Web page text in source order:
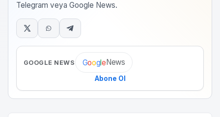
Telegram veya Google News.
GOOGLE NEWS GoogleNews
Abone Ol